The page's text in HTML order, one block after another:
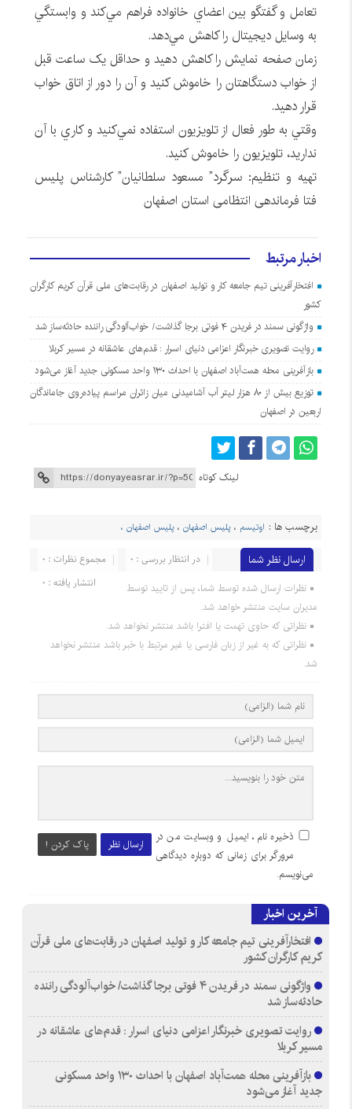
تعامل و گفتگو بين اعضاي خانواده فراهم مي‌کند و وابستگي
به وسايل ديجيتال را کاهش مي‌دهد.
زمان صفحه نمايش را کاهش دهيد و حداقل يک ساعت قبل
از خواب دستگاهتان را خاموش کنيد و آن را دور از اتاق خواب
قرار دهيد.
وقتي به طور فعال از تلويزيون استفاده نمي‌کنيد و کاري با آن
نداريد، تلويزيون را خاموش کنيد.
تهیه و تنظیم: سرگرد” مسعود سلطانيان” کارشناس پلیس
فتا فرماندهی انتظامی استان اصفهان
اخبار مرتبط
افتخارآفرینی تیم جامعه کار و تولید اصفهان در رقابت‌های ملی قرآن کریم کارگران
کشور
واژگونی سمند در فریدن ۴ فوتی برجا گذاشت/ خواب‌آلودگی راننده حادثه‌ساز شد
روایت تصویری خبرنگار اعزامی دنیای اسرار : قدم‌های عاشقانه در مسیر کربلا
بازآفرینی محله همت‌آباد اصفهان با احداث ۱۳۰ واحد مسکونی جدید آغاز می‌شود
توزیع بیش از ۸۰ هزار لیتر آب آشامیدنی میان زائران مراسم پیاده‌روی جاماندگان
اربعین در اصفهان
لینک کوتاه
برچسب ها : اوتیسم ،پلیس اصفهان ،پلیس اصفهان ،
ارسال نظر شما مجموع نظرات : 0
در انتظار بررسی : 0
انتشار یافته : 0
نظرات ارسال شده توسط شما، پس از تایید توسط
مدیران سایت منتشر خواهد شد.
نظراتی که حاوی تهمت یا افترا باشد منتشر نخواهد شد.
نظراتی که به غیر از زبان فارسی یا غیر مرتبط با خبر باشد منتشر نخواهد
شد.
ارسال نظر پاک کردن !
ذخیره نام، ایمیل و وبسایت من در
مرورگر برای زمانی که دوباره دیدگاهی
می‌نویسم.
آخرین اخبار
افتخارآفرینی تیم جامعه کار و تولید اصفهان در رقابت‌های ملی قرآن
کریم کارگران کشور
واژگونی سمند در فریدن ۴ فوتی برجا گذاشت/ خواب‌آلودگی راننده
حادثه‌ساز شد
روایت تصویری خبرنگار اعزامی دنیای اسرار : قدم‌های عاشقانه در
مسیر کربلا
بازآفرینی محله همت‌آباد اصفهان با احداث ۱۳۰ واحد مسکونی
جدید آغاز می‌شود